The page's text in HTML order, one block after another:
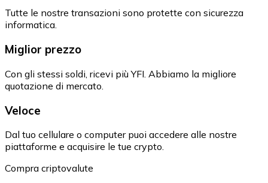
Tutte le nostre transazioni sono protette con sicurezza
informatica.
Miglior prezzo
Con gli stessi soldi, ricevi più YFI. Abbiamo la migliore
quotazione di mercato.
Veloce
Dal tuo cellulare o computer puoi accedere alle nostre
piattaforme e acquisire le tue crypto.
Compra criptovalute